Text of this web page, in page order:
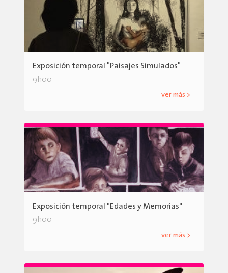
Exposición temporal "Paisajes Simulados"
9h00
ver más >
Exposición temporal "Edades y Memorias"
9h00
ver más >